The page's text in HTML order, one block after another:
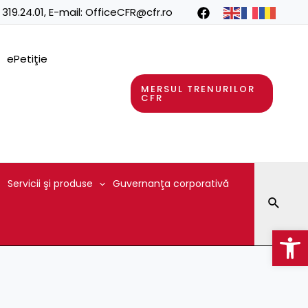
, E-mail: OfficeCFR@cfr.ro
ePetiţie
MERSUL TRENURILOR
CFR
Servicii şi produse Guvernanţa corporativă